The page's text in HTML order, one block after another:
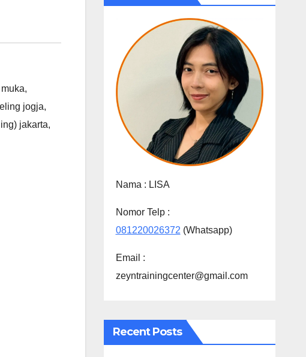
,
jogja,
jakarta,
Nama : LISA
Nomor Telp :
081220026372 (Whatsapp)
Email :
zeyntrainingcenter@gmail.com
Recent Posts